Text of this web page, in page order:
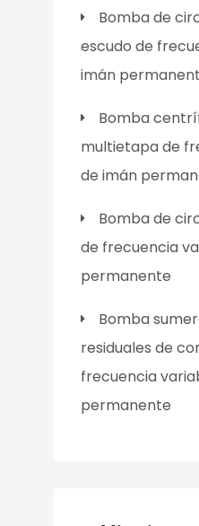
Bomba de
escudo de
imán
Bomba
multietapa de
de imán
Bomba de
de frecuencia
permanente
Bomba
residuales de
frecuencia
permanente